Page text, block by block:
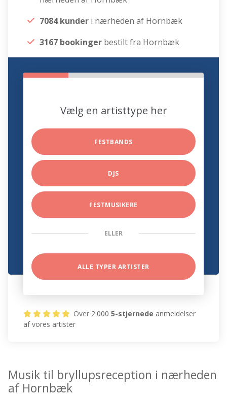
7084 kunder i nærheden af Hornbæk
3167 bookinger bestilt fra Hornbæk
Vælg en artisttype her
FESTBANDS
DJS
FESTMUSIKERE
ELLER
ALLE TYPER ARTISTER
Over 2.0005-stjernede anmeldelser
af vores artister
Musik til bryllupsreception i nærheden
af Hornbæk